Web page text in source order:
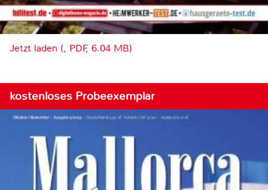
Jetzt laden (, PDF, 6.04 MB)
kostenloses Probeexemplar